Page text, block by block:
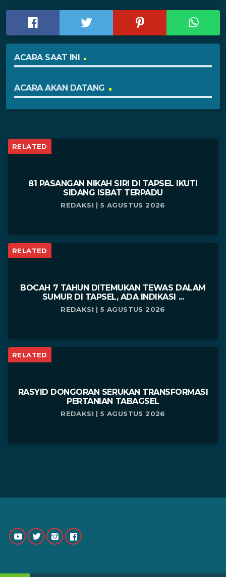
ACARA SAAT INI
ACARA AKAN DATANG
RELATED
81 PASANGAN NIKAH SIRI DI TAPSEL IKUTI
SIDANG ISBAT TERPADU
REDAKSI | 5 AGUSTUS 2026
RELATED
BOCAH 7 TAHUN DITEMUKAN TEWAS DALAM
SUMUR DI TAPSEL, ADA INDIKASI ...
REDAKSI | 5 AGUSTUS 2026
RELATED
RASYID DONGORAN SERUKAN TRANSFORMASI
PERTANIAN TABAGSEL
REDAKSI | 5 AGUSTUS 2026